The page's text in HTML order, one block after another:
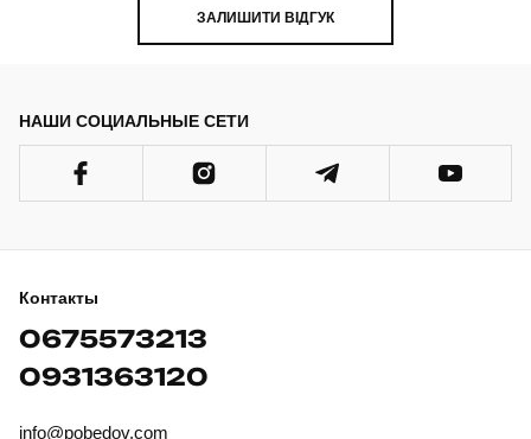
ЗАЛИШИТИ ВІДГУК
НАШИ СОЦИАЛЬНЫЕ СЕТИ
Контакты
0675573213
0931363120
info@pobedov.com